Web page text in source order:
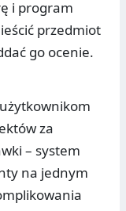
i program
przedmiot
go ocenie.
za
– system
na jednym